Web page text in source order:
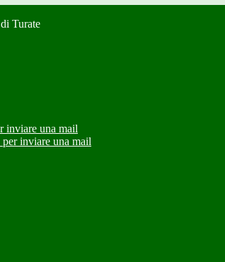
Turate
inviare una mail
inviare una mail